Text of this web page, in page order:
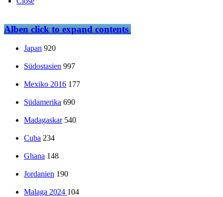
Albenclick to expand contents
Japan 920
Südostasien 997
Mexiko 2016 177
Südamerika 690
Madagaskar 540
Cuba 234
Ghana 148
Jordanien 190
Malaga 2024 104